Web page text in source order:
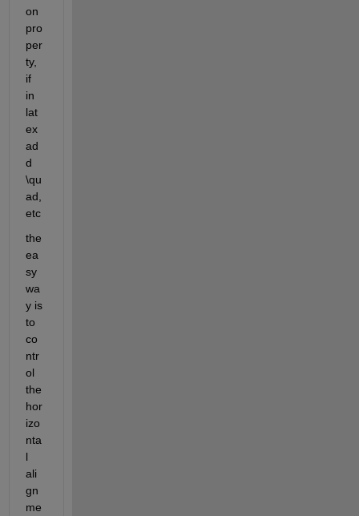
on
pro
per
ty,
if
in
lat
ex
ad
d
\qu
ad,
etc
the
ea
sy
wa
y is
to
co
ntr
ol
the
hor
izo
nta
l
ali
gn
me